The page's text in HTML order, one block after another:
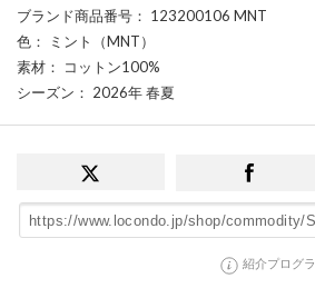
ブランド商品番号 ： 123200106 MNT
色 ： ミント（MNT）
素材 ： コットン100%
シーズン ： 2026年 春夏
紹介プログ